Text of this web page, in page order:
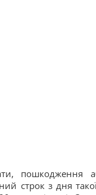
пошкодження
строк з дня